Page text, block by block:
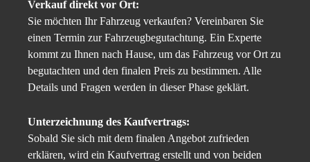
Verkauf direkt vor Ort:
Sie möchten Ihr Fahrzeug verkaufen? Vereinbaren Sie
einen Termin zur Fahrzeugbegutachtung. Ein Experte
kommt zu Ihnen nach Hause, um das Fahrzeug vor Ort zu
begutachten und den finalen Preis zu bestimmen. Alle
Details und Fragen werden in dieser Phase geklärt.
Unterzeichnung des Kaufvertrags:
Sobald Sie sich mit dem finalen Angebot zufrieden
erklären, wird ein Kaufvertrag erstellt und von beiden